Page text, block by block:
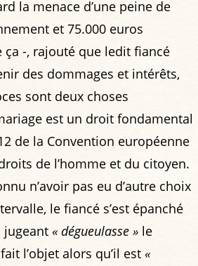
la menace d’une peine de
et 75.000 euros
ça -, rajouté que ledit fiancé
des dommages et intérêts,
sont deux choses
est un droit fondamental
de la Convention européenne
de l’homme et du citoyen.
n’avoir pas eu d’autre choix
le fiancé s’est épanché
jugeant « dégueulasse » le
l’objet alors qu’il est «